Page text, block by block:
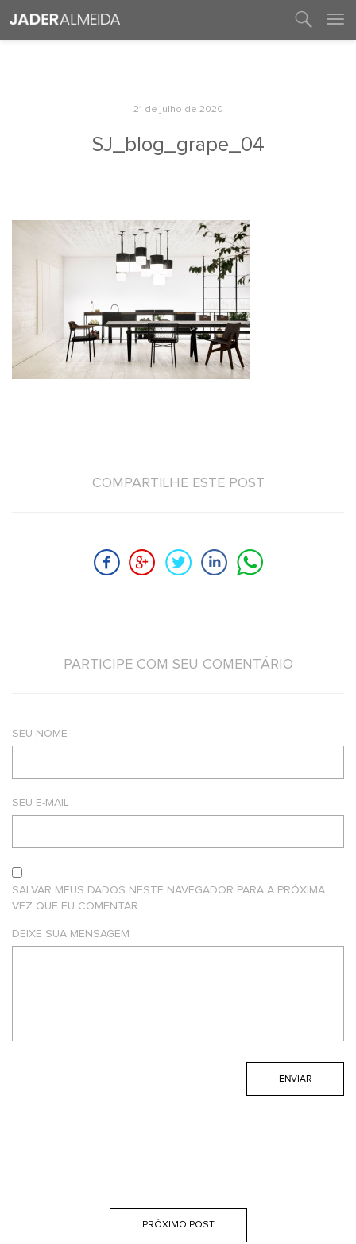
21 de julho de 2020
SJ_blog_grape_04
COMPARTILHE ESTE POST
PARTICIPE COM SEU COMENTÁRIO
SEU NOME
SEU E-MAIL
SALVAR MEUS DADOS NESTE NAVEGADOR PARA A PRÓXIMA
VEZ QUE EU COMENTAR.
DEIXE SUA MENSAGEM
PRÓXIMO POST